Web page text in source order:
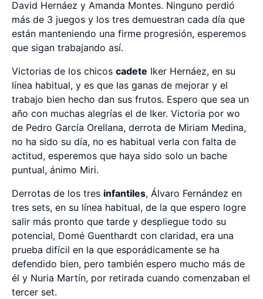
David Hernáez y Amanda Montes. Ninguno perdió
más de 3 juegos y los tres demuestran cada día que
están manteniendo una firme progresión, esperemos
que sigan trabajando así.
Victorias de los chicos cadete Iker Hernáez, en su
línea habitual, y es que las ganas de mejorar y el
trabajo bien hecho dan sus frutos. Espero que sea un
año con muchas alegrías el de Iker. Victoria por wo
de Pedro García Orellana, derrota de Miriam Medina,
no ha sido su día, no es habitual verla con falta de
actitud, esperemos que haya sido solo un bache
puntual, ánimo Miri.
Derrotas de los tres infantiles, Álvaro Fernández en
tres sets, en su línea habitual, de la que espero logre
salir más pronto que tarde y despliegue todo su
potencial, Domé Guenthardt con claridad, era una
prueba difícil en la que esporádicamente se ha
defendido bien, pero también espero mucho más de
él y Nuria Martín, por retirada cuando comenzaban el
tercer set.